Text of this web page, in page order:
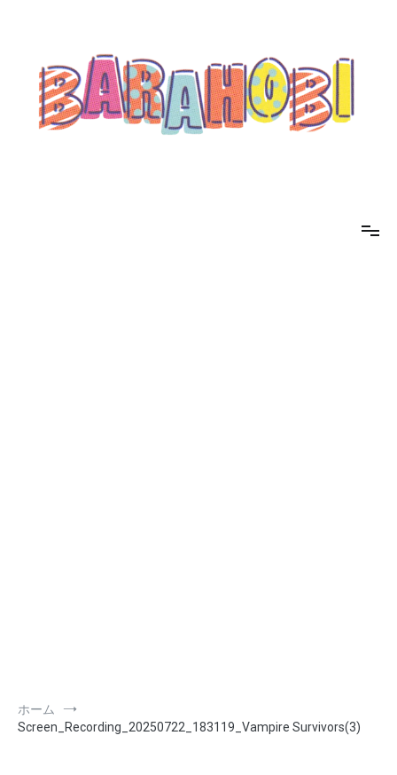
ホーム
Screen_Recording_20250722_183119_Vampire Survivors(3)